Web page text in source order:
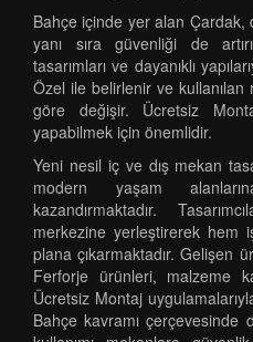
Bahçe içinde yer alan Çardak,
yanı sıra güvenliği de
tasarımları ve dayanıklı
Özel ile belirlenir ve
göre değişir. Ücretsiz
yapabilmek için önemlidir.
Yeni nesil iç ve dış mekan
modern yaşam
kazandırmaktadır.
merkezine yerleştirerek hem
plana çıkarmaktadır. Gelişen
Ferforje ürünleri, malzeme
Ücretsiz Montaj
Bahçe kavramı çerçevesinde